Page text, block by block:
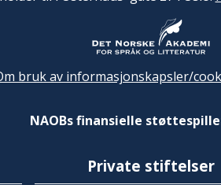
bruk av informasjonskapsler/
NAOBs finansielle
Private stiftelser